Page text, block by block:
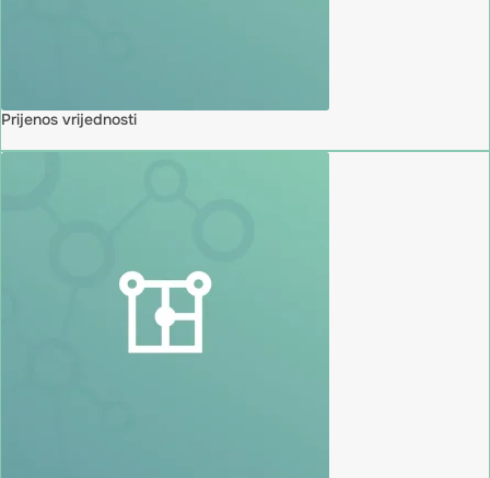
Prijenos vrijednosti